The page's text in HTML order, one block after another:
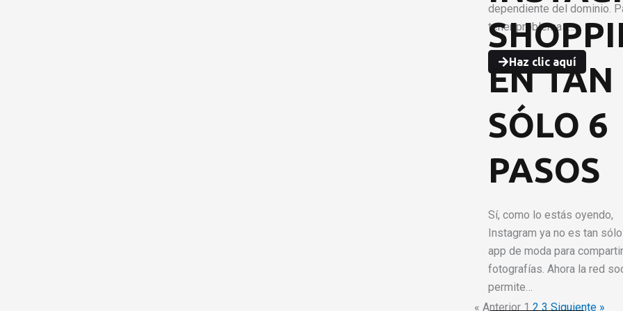
dependiente del dominio.
tener problemas…
Haz clic aquí
EN TAN
SÓLO 6
PASOS
Sí, como lo estás oyendo,
Instagram ya no es tan
app de moda para compartir
fotografías. Ahora la red
permite…
« Anterior 1 2 3 Siguiente »